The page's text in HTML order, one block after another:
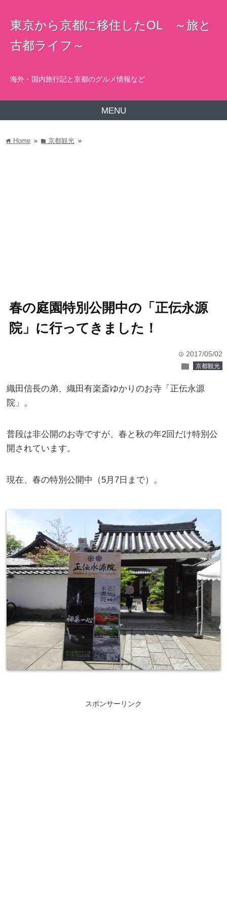
東京から京都に移住したOL ～旅と
古都ライフ～
海外・国内旅行記と京都のグルメ情報など
MENU
home Home » folder京都観光 »
春の庭園特別公開中の「正伝永源
院」に行ってきました！
time 2017/05/02
folder 京都観光
織田信長の弟、織田有楽斎ゆかりのお寺「正伝永源
院」。
普段は非公開のお寺ですが、春と秋の年2回だけ特別公
開されています。
現在、春の特別公開中（5月7日まで）。
スポンサーリンク